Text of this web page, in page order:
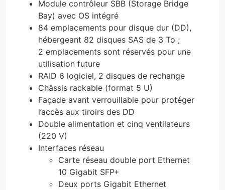
Module contrôleur SBB (Storage Bridge
Bay) avec OS intégré
84 emplacements pour disque dur (DD),
hébergeant 82 disques SAS de 3 To ;
2 emplacements sont réservés pour une
utilisation future
RAID 6 logiciel, 2 disques de rechange
Châssis rackable (format 5 U)
Façade avant verrouillable pour protéger
l’accès aux tiroirs des DD
Double alimentation et cinq ventilateurs
(220 V)
Interfaces réseau
Carte réseau double port Ethernet
10 Gigabit SFP+
Deux ports Gigabit Ethernet